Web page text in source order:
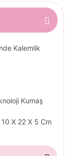
Kalemlik
Kumaş
X 22 X 5 Cm